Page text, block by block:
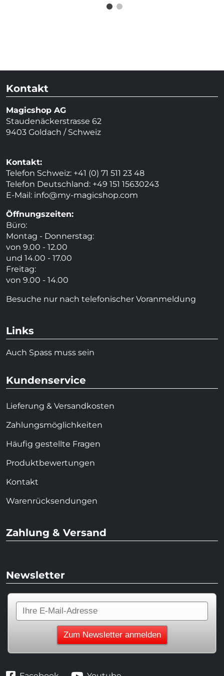
Kontakt
Magicshop AG
Staudenäckerstrasse 62
9403 Goldach / Schweiz
Kontakt:
Telefon Schweiz: +41 (0) 71 511 23 48
Telefon Deutschland: +49 151 15630243
E-Mail: info@my-magicshop.com
Öffnungszeiten:
Büro:
Montag - Donnerstag:
von 9.00 - 12.00
und 14.00 - 17.00
Freitag:
von 9.00 - 14.00
Besuche nur nach telefonischer Voranmeldung
Links
Auch Spass muss sein
Kundenservice
Lieferung & Versandkosten
Zahlungsmöglichkeiten
Häufig gestellte Fragen
Produktbewertungen
Kontakt
Warenrücksendungen
Zahlung & Versand
Newsletter